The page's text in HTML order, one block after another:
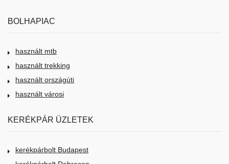
BOLHAPIAC
használt mtb
használt trekking
használt országúti
használt városi
KERÉKPÁR ÜZLETEK
kerékpárbolt Budapest